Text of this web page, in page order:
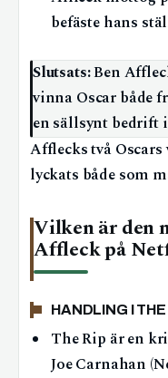
befäste hans
Slutsats:Ben
vinna Oscar både
en sällsynt bedrift
Afflecks två
lyckats både som
Vilken är den
Affleck på
HANDLING I THE
The Rip är en
Joe Carnahan